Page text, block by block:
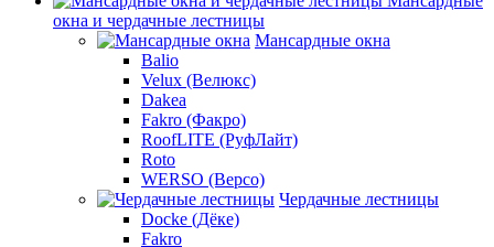
окна и чердачные лестницы
Мансардные окна
Balio
Velux (Велюкс)
Dakea
Fakro (Факро)
RoofLITE (РуфЛайт)
Roto
WERSO (Версо)
Чердачные лестницы
Docke (Дёке)
Fakro